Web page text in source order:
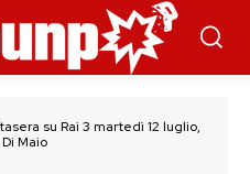
su Rai 3 martedì 12 luglio,
Maio